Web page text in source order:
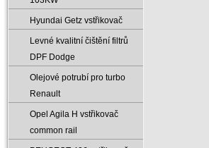
Hyundai Getz vstřikovač
Levné kvalitní čištění filtrů
DPF Dodge
Olejové potrubí pro turbo
Renault
Opel Agila H vstřikovač
common rail